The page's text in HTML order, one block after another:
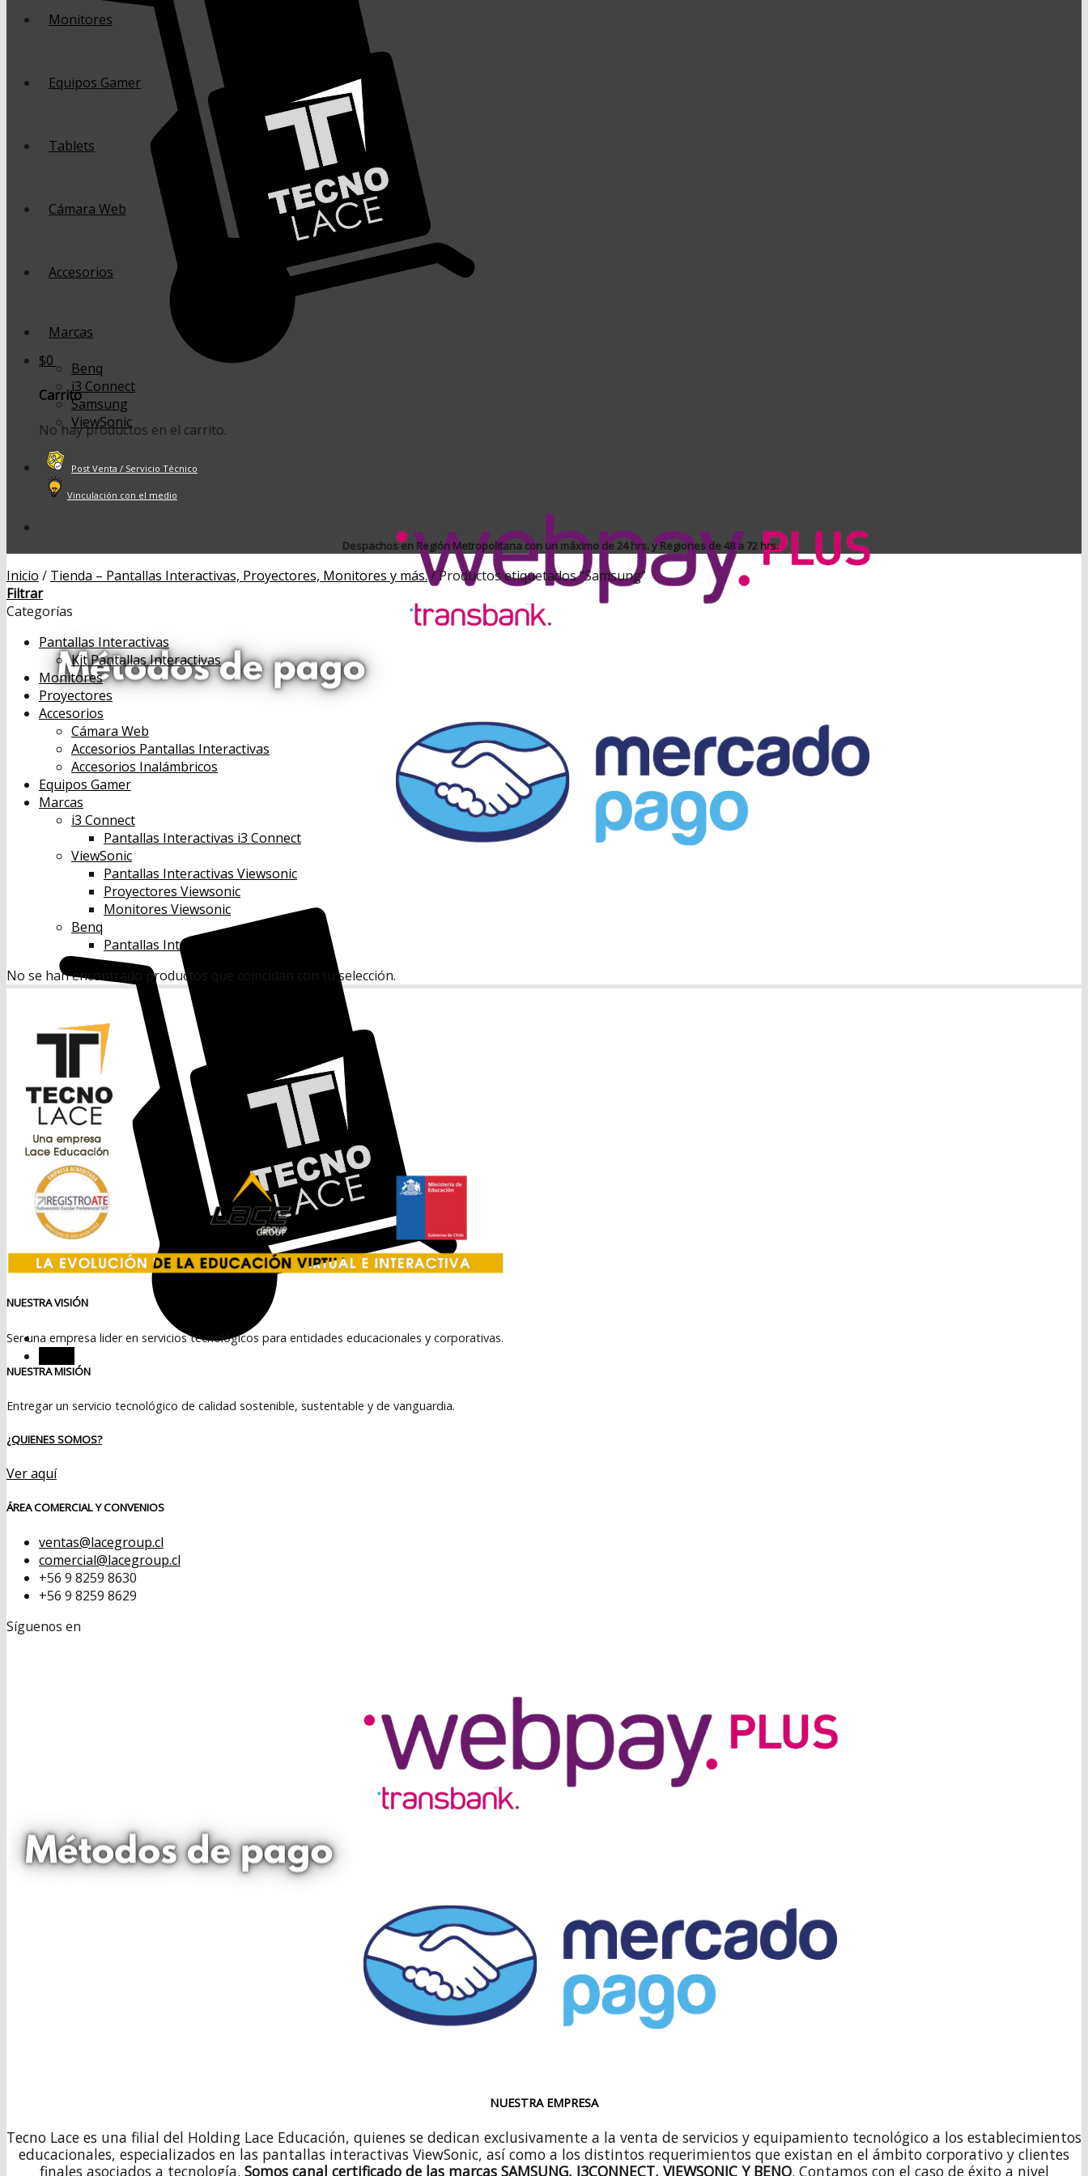
$0
Carrito
No hay productos en el carrito.
Monitores
Equipos Gamer
Tablets
Cámara Web
Accesorios
Marcas
Benq
i3 Connect
Samsung
ViewSonic
Post Venta / Servicio Técnico
Vinculación con el medio
Despachos en Región Metropolitana con un máximo de 24 hrs. y Regiones de 48 a 72 hrs.
Inicio / Tienda – Pantallas Interactivas, Proyectores, Monitores y más./Productos etiquetados “Samsung”
Filtrar
Categorías
Pantallas Interactivas
Kit Pantallas Interactivas
Monitores
Proyectores
Accesorios
Cámara Web
Accesorios Pantallas Interactivas
Accesorios Inalámbricos
Equipos Gamer
Marcas
i3 Connect
Pantallas Interactivas i3 Connect
ViewSonic
Pantallas Interactivas Viewsonic
Proyectores Viewsonic
Monitores Viewsonic
Benq
Pantallas Interactivas Benq
No se han encontrado productos que coincidan con tu selección.
NUESTRA VISIÓN
Ser una empresa lider en servicios tecnológicos para entidades educacionales y corporativas.
NUESTRA MISIÓN
Entregar un servicio tecnológico de calidad sostenible, sustentable y de vanguardia.
¿QUIENES SOMOS?
Ver aquí
ÁREA COMERCIAL Y CONVENIOS
ventas@lacegroup.cl
comercial@lacegroup.cl
+56 9 8259 8630
+56 9 8259 8629
Síguenos en
NUESTRA EMPRESA
Tecno Lace es una filial del Holding Lace Educación, quienes se dedican exclusivamente a la venta de servicios y equipamiento tecnológico a los establecimientos
educacionales, especializados en las pantallas interactivas ViewSonic, así como a los distintos requerimientos que existan en el ámbito corporativo y clientes
finales asociados a tecnología. Somos canal certificado de las marcas SAMSUNG, I3CONNECT, VIEWSONIC Y BENQ. Contamos con el caso de éxito a nivel